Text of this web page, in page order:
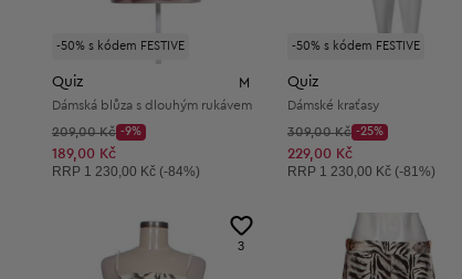
-50% s kódem FESTIVE
Quiz M
Dámská blůza s dlouhým rukávem
Původní cena:
209,00 Kč
Discount Price:
-9%
Snížená cena:
189,00 Kč
Doporučená cena:
RRP 1 230,00 Kč (-84%)
-50% s kódem FESTIVE
Quiz
Dámské kraťasy
Původní cena:
309,00 Kč
Discount Price:
-25%
Snížená cena:
229,00 Kč
Doporučená cena:
RRP 1 230,00 Kč (-81%)
3